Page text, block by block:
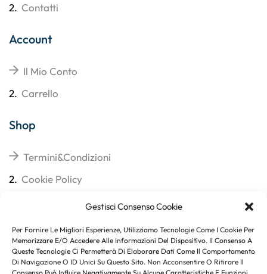
Gestisci Consenso Cookie
Per Fornire Le Migliori Esperienze, Utilizziamo Tecnologie Come I Cookie Per
Memorizzare E/o Accedere Alle Informazioni Del Dispositivo. Il Consenso A
Queste Tecnologie Ci Permetterà Di Elaborare Dati Come Il Comportamento
Di Navigazione O ID Unici Su Questo Sito. Non Acconsentire O Ritirare Il
2. Contatti
Account
Il Mio Conto
2. Carrello
Shop
Termini&Condizioni
2. Cookie Policy